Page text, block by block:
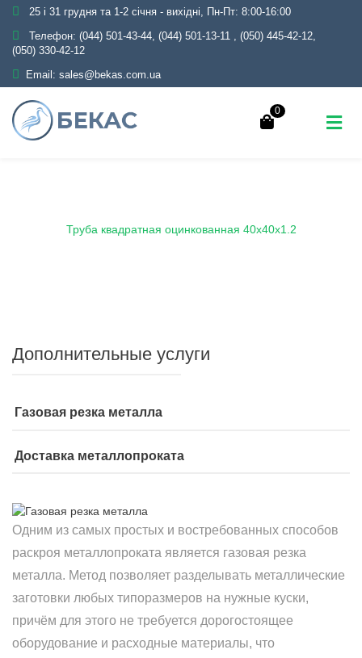
25 і 31 грудня та 1-2 січня - вихідні, Пн-Пт: 8:00-16:00
Телефон: (044) 501-43-44, (044) 501-13-11 , (050) 445-42-12,
(050) 330-42-12
Email: sales@bekas.com.ua
0
Труба квадратная оцинкованная 40х40х1.2
Дополнительные услуги
Газовая резка металла
Доставка металлопроката
Одним из самых простых и востребованных способов
раскроя металлопроката является газовая резка
металла. Метод позволяет разделывать металлические
заготовки любых типоразмеров на нужные куски,
причём для этого не требуется дорогостоящее
оборудование и расходные материалы, что